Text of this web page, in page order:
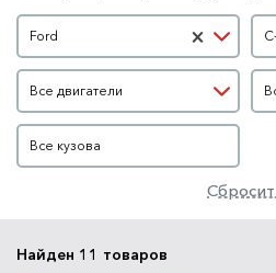
Марка автомобиля
×
Ford
Двигатель
Все двигатели
Кузов
Все кузова
Найден 11 товаров